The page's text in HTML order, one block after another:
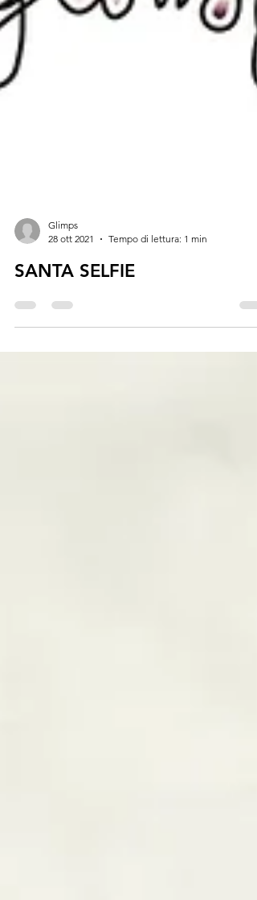
28 ott 2021
Tempo di lettura: 1 min
SANTA SELFIE